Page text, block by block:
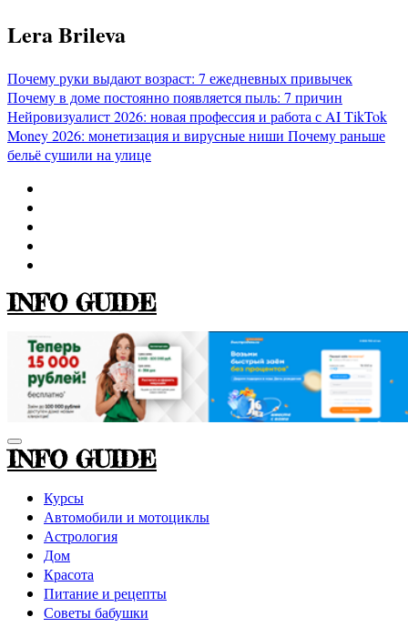
Перейти
к
Lera Brileva
Почему руки выдают возраст: 7 ежедневных привычек
Почему в доме постоянно появляется пыль: 7 причин
Нейровизуалист 2026: новая профессия и работа с AITikTok
Money 2026: монетизация и вирусные ниши Почему раньше
бельё сушили на улице
INFO GUIDE
INFO GUIDE
Курсы
Автомобили и мотоциклы
Астрология
Дом
Красота
Питание и рецепты
Советы бабушки